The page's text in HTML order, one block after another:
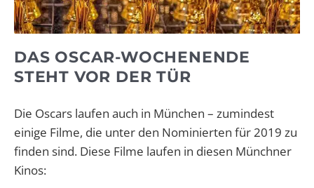
DAS OSCAR-WOCHENENDE
STEHT VOR DER TÜR
Die Oscars laufen auch in München – zumindest
einige Filme, die unter den Nominierten für 2019 zu
finden sind. Diese Filme laufen in diesen Münchner
Kinos: